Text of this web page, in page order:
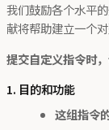
我们鼓励各个水平
献将帮助建立一个
提交自定义指令时
1. 目的和功能
这组指令